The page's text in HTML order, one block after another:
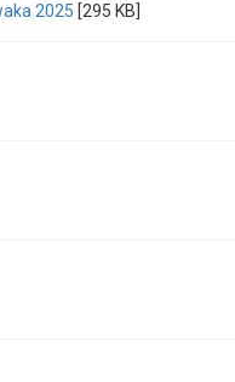
2025 [295 KB]